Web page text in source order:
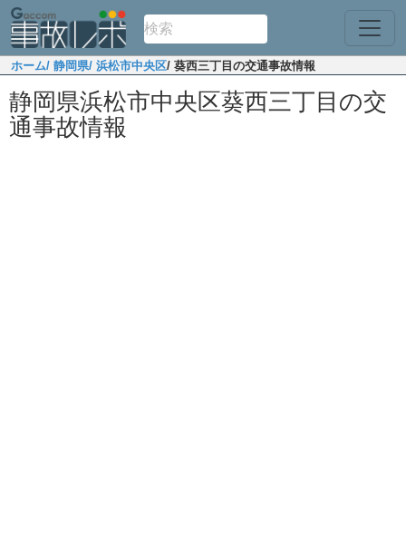
ホーム/ 静岡県/ 浜松市中央区/ 葵西三丁目の交通事故情報
静岡県浜松市中央区葵西三丁目の交
通事故情報